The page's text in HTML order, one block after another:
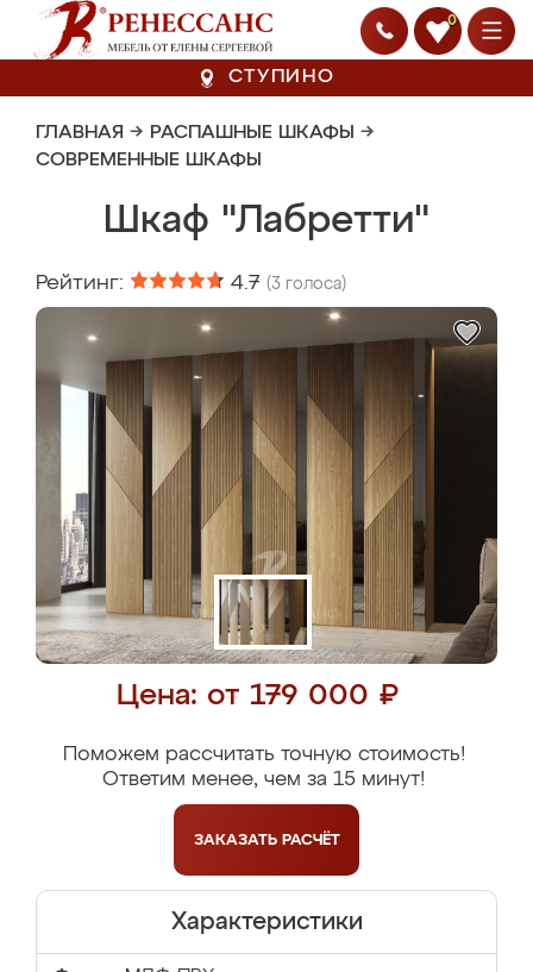
0
СТУПИНО
ГЛАВНАЯ → РАСПАШНЫЕ ШКАФЫ →
СОВРЕМЕННЫЕ ШКАФЫ
Шкаф "Лабретти"
Рейтинг: 4.7 (3 голоса)
Цена: от 179 000 ₽
Поможем рассчитать точную стоимость!
Ответим менее, чем за 15 минут!
ЗАКАЗАТЬ РАСЧЁТ
Характеристики